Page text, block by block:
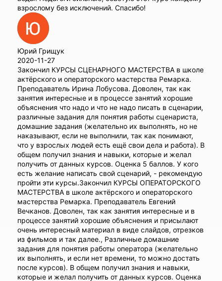
взрослому без исключений. Спасибо!
Юрий Грищук
2020-11-27
Закончил КУРСЫ СЦЕНАРНОГО МАСТЕРСТВА в школе
актёрского и операторского мастерства Ремарка.
Преподаватель Ирина Лобусова. Доволен, так как
занятия интересные и в процессе занятий хорошие
объяснения что надо и что не надо писать в сценарии,
различные задания для понятия работы сценариста,
домашние задания (желательно их выполнять, но не
наказывают, если не выполнили, так как понимают,
что у взрослых людей есть ещё свои дела и работа). В
общем получил знания и навыки, которые и желал
получить от данных курсов. Оценка 5 баллов. У кого
есть желание написать свой сценарий, - рекомендую
пройти эти курсы.Закончил КУРСЫ ОПЕРАТОРСКОГО
МАСТЕРСТВА в школе актёрского и операторского
мастерства Ремарка. Преподаватель Евгений
Вечканов. Доволен, так как занятия интересные и в
процессе занятий хорошие объяснения и присылают
очень интересный материал в виде слайдов, отрезков
из фильмов и так далее., Различные домашние
задания для понятия работы оператора (желательно
их выполнять, и если нет времени, то можно достать
после курсов). В общем получил знания и навыки,
которые и желал получить от данных курсов. Оценка